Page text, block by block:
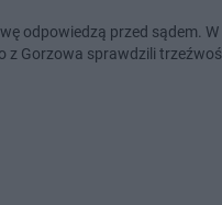
odpowiedzą przed sądem. W
z Gorzowa sprawdzili